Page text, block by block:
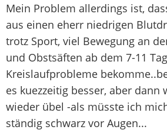
Mein Problem allerdings ist,
aus einen eherr niedrigen
trotz Sport, viel Bewegung an
und Obstsäften ab dem 7-11
Kreislaufprobleme
es kuezzeitig besser, aber
wieder übel -als müsste ich
ständig schwarz vor Augen...